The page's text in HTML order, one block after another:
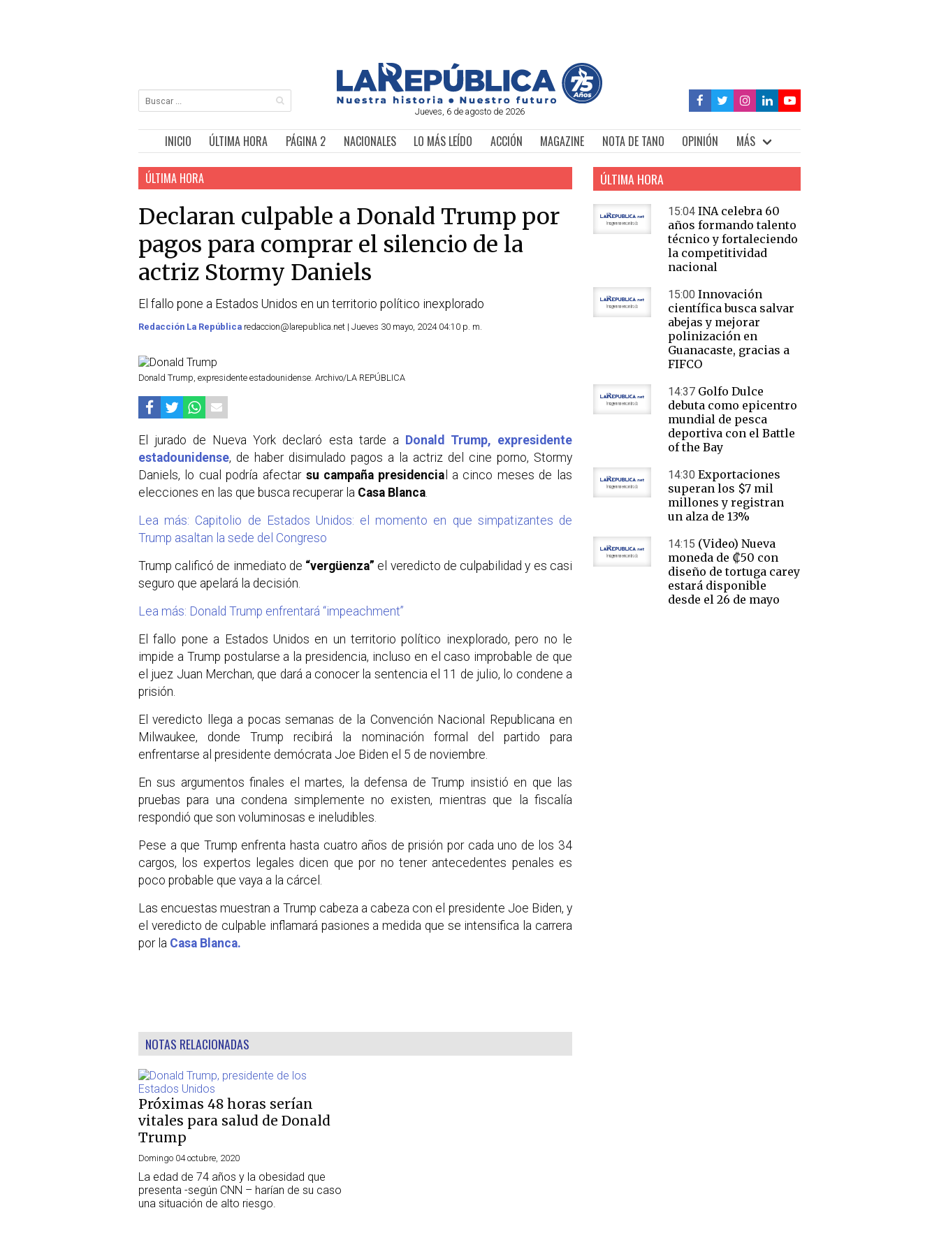
Jueves, 6 de agosto de 2026
INICIO ÚLTIMA HORA PÁGINA 2 NACIONALES LO MÁS LEÍDO ACCIÓN MAGAZINE NOTA DE TANO OPINIÓN MÁS
ÚLTIMA HORA
Declaran culpable a Donald Trump por
pagos para comprar el silencio de la
actriz Stormy Daniels
El fallo pone a Estados Unidos en un territorio político inexplorado
Redacción La República redaccion@larepublica.net | Jueves 30 mayo, 2024 04:10 p. m.
Donald Trump, expresidente estadounidense. Archivo/LA REPÚBLICA
El jurado de Nueva York declaró esta tarde a Donald Trump, expresidente
estadounidense, de haber disimulado pagos a la actriz del cine porno, Stormy
Daniels, lo cual podría afectar su campaña presidencia l a cinco meses de las
elecciones en las que busca recuperar la Casa Blanca
Lea más: Capitolio de Estados Unidos: el momento en que simpatizantes de
Trump asaltan la sede del Congreso
Trump calificó de inmediato de “vergüenza” el veredicto de culpabilidad y es casi
seguro que apelará la decisión.
Lea más: Donald Trump enfrentará “impeachment”
El fallo pone a Estados Unidos en un territorio político inexplorado, pero no le
impide a Trump postularse a la presidencia, incluso en el caso improbable de que
el juez Juan Merchan, que dará a conocer la sentencia el 11 de julio, lo condene a
prisión.
El veredicto llega a pocas semanas de la Convención Nacional Republicana en
Milwaukee, donde Trump recibirá la nominación formal del partido para
enfrentarse al presidente demócrata Joe Biden el 5 de noviembre.
En sus argumentos finales el martes, la defensa de Trump insistió en que las
pruebas para una condena simplemente no existen, mientras que la fiscalía
respondió que son voluminosas e ineludibles.
Pese a que Trump enfrenta hasta cuatro años de prisión por cada uno de los 34
cargos, los expertos legales dicen que por no tener antecedentes penales es
poco probable que vaya a la cárcel.
Las encuestas muestran a Trump cabeza a cabeza con el presidente Joe Biden, y
el veredicto de culpable inflamará pasiones a medida que se intensifica la carrera
por la Casa Blanca.
NOTAS RELACIONADAS
Próximas 48 horas serían
vitales para salud de Donald
Trump
Domingo 04 octubre, 2020
La edad de 74 años y la obesidad que
presenta -según CNN – harían de su caso
una situación de alto riesgo.
ÚLTIMA HORA
15:04 INA celebra 60
años formando talento
técnico y fortaleciendo
la competitividad
nacional
15:00 Innovación
científica busca salvar
abejas y mejorar
polinización en
Guanacaste, gracias a
FIFCO
14:37 Golfo Dulce
debuta como epicentro
mundial de pesca
deportiva con el Battle
of the Bay
14:30 Exportaciones
superan los $7 mil
millones y registran
un alza de 13%
14:15 (Video) Nueva
moneda de ₡50 con
diseño de tortuga carey
estará disponible
desde el 26 de mayo